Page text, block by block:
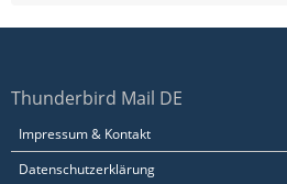
Thunderbird Mail DE
Impressum & Kontakt
Datenschutzerklärung